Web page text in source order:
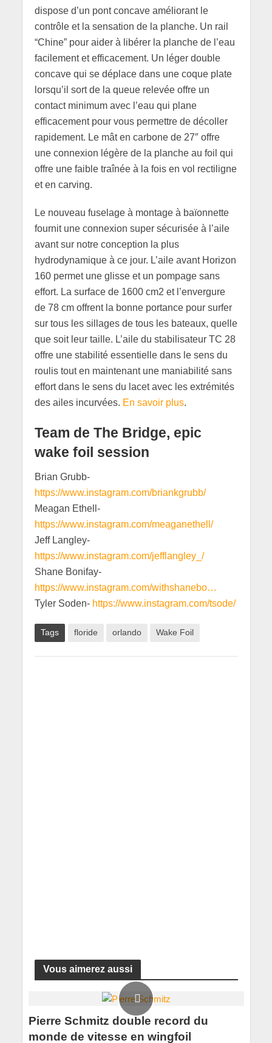
dispose d’un pont concave améliorant le
contrôle et la sensation de la planche. Un rail
“Chine” pour aider à libérer la planche de l’eau
facilement et efficacement. Un léger double
concave qui se déplace dans une coque plate
lorsqu’il sort de la queue relevée offre un
contact minimum avec l’eau qui plane
efficacement pour vous permettre de décoller
rapidement. Le mât en carbone de 27″ offre
une connexion légère de la planche au foil qui
offre une faible traînée à la fois en vol rectiligne
et en carving.
Le nouveau fuselage à montage à baïonnette
fournit une connexion super sécurisée à l’aile
avant sur notre conception la plus
hydrodynamique à ce jour. L’aile avant Horizon
160 permet une glisse et un pompage sans
effort. La surface de 1600 cm2 et l’envergure
de 78 cm offrent la bonne portance pour surfer
sur tous les sillages de tous les bateaux, quelle
que soit leur taille. L’aile du stabilisateur TC 28
offre une stabilité essentielle dans le sens du
roulis tout en maintenant une maniabilité sans
effort dans le sens du lacet avec les extrémités
des ailes incurvées. En savoir plus.
Team de The Bridge, epic
wake foil session
Brian Grubb-
https://www.instagram.com/briankgrubb/
Meagan Ethell-
https://www.instagram.com/meaganethell/
Jeff Langley-
https://www.instagram.com/jefflangley_/
Shane Bonifay-
https://www.instagram.com/withshanebo…
Tyler Soden- https://www.instagram.com/tsode/
Tags floride orlando Wake Foil
Vous aimerez aussi
Pierre Schmitz double record du
monde de vitesse en wingfoil